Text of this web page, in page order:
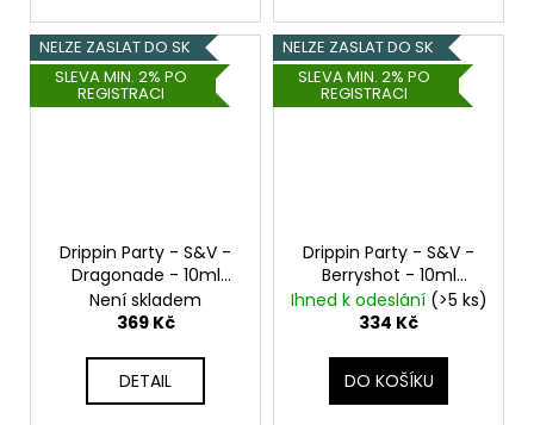
NELZE ZASLAT DO SK
SLEVA MIN. 2% PO
REGISTRACI
Drippin Party - S&V -
Dragonade - 10ml
Dračí ovoce
Není skladem
369 Kč
DETAIL
NELZE ZASLAT DO SK
SLEVA MIN. 2% PO
REGISTRACI
Drippin Party - S&V -
Berryshot - 10ml
Chladivé kyselé maliny
a sladké borůvky
Ihned k odeslání (>5 ks)
334 Kč
DO KOŠÍKU